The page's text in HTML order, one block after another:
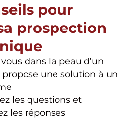
pour
prospection
dans la peau d’un
une solution à un
les questions et
les réponses